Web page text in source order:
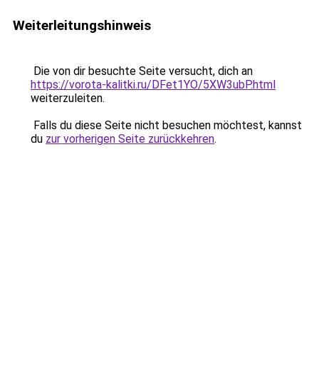
Weiterleitungshinweis
Die von dir besuchte Seite versucht, dich an
https://vorota-kalitki.ru/DFet1YO/5XW3ubP.html
weiterzuleiten.
Falls du diese Seite nicht besuchen möchtest, kannst
du zur vorherigen Seite zurückkehren.